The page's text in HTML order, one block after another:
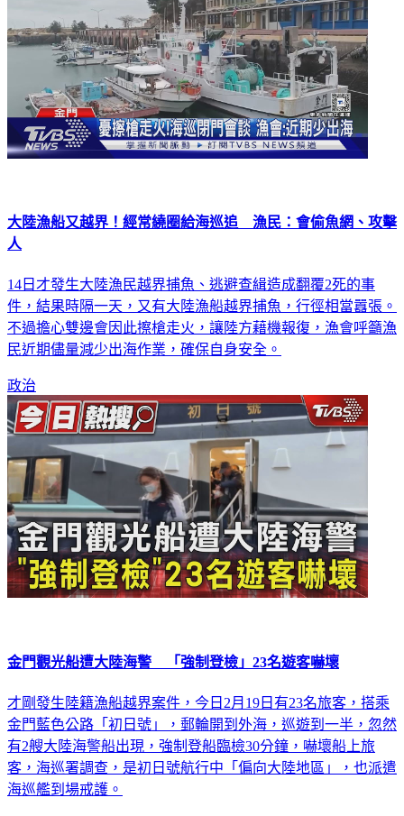
大陸漁船又越界！經常繞圈給海巡追 漁民：會偷魚網、攻擊
人
14日才發生大陸漁民越界捕魚、逃避查緝造成翻覆2死的事
件，結果時隔一天，又有大陸漁船越界捕魚，行徑相當囂張。
不過擔心雙邊會因此擦槍走火，讓陸方藉機報復，漁會呼籲漁
民近期儘量減少出海作業，確保自身安全。
政治
金門觀光船遭大陸海警 「強制登檢」23名遊客嚇壞
才剛發生陸籍漁船越界案件，今日2月19日有23名旅客，搭乘
金門藍色公路「初日號」，郵輪開到外海，巡遊到一半，忽然
有2艘大陸海警船出現，強制登船臨檢30分鐘，嚇壞船上旅
客，海巡署調查，是初日號航行中「偏向大陸地區」，也派遣
海巡艦到場戒護。